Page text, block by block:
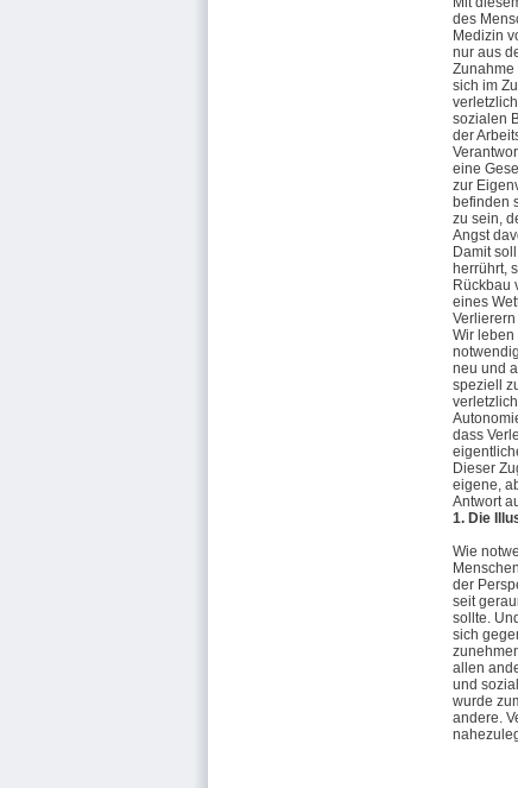
des
Medizin
nur aus
Zunahme
sich im
sozialen
der
eine
zur
befinden
zu sein,
Angst
Damit
herrührt,
Rückbau
eines
Wir leben
neu und
speziell
dass
Dieser
eigene,
Antwort
1. Die
Wie
der
seit
sollte.
sich
allen
und
wurde
andere.